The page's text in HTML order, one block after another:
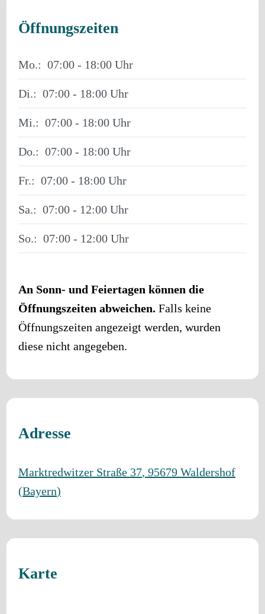
Öffnungszeiten
Mo.: 07:00 - 18:00
Di.: 07:00 - 18:00
Mi.: 07:00 - 18:00
Do.: 07:00 - 18:00
Fr.: 07:00 - 18:00
Sa.: 07:00 - 12:00
So.: 07:00 - 12:00
An Sonn- und Feiertagen können die
Öffnungszeiten abweichen. Falls keine
Öffnungszeiten angezeigt werden, wurden
diese nicht angegeben.
Adresse
Marktredwitzer Straße 37, 95679 Waldershof
(Bayern)
Karte